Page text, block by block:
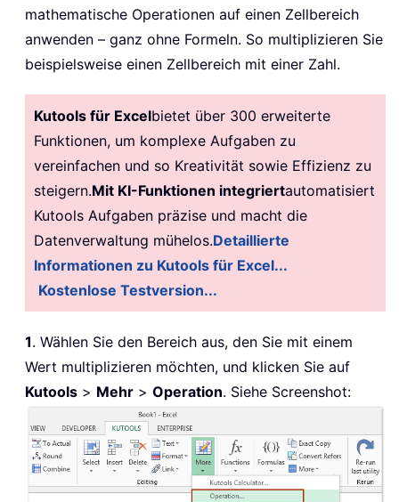
mathematische Operationen auf einen Zellbereich
anwenden – ganz ohne Formeln. So multiplizieren Sie
beispielsweise einen Zellbereich mit einer Zahl.
Kutools für Excelbietet über 300 erweiterte
Funktionen, um komplexe Aufgaben zu
vereinfachen und so Kreativität sowie Effizienz zu
steigern.Mit KI-Funktionen integriertautomatisiert
Kutools Aufgaben präzise und macht die
Datenverwaltung mühelos.Detaillierte
Informationen zu Kutools für Excel...
Kostenlose Testversion...
1. Wählen Sie den Bereich aus, den Sie mit einem
Wert multiplizieren möchten, und klicken Sie auf
Kutools > Mehr > Operation. Siehe Screenshot: